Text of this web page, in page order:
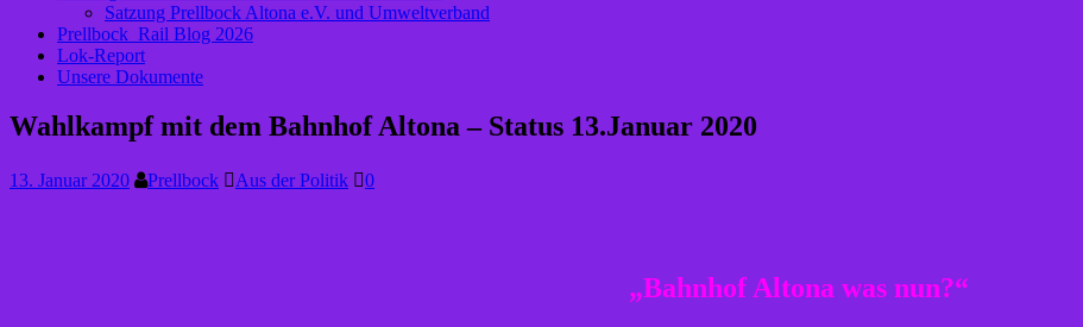
Satzung Prellbock Altona e.V. und Umweltverband
Prellbock_Rail Blog 2026
Lok-Report
Unsere Dokumente
Wahlkampf mit dem Bahnhof Altona – Status 13.Januar 2020
13. Januar 2020 Prellbock Aus der Politik 0
„Bahnhof Altona was nun?“